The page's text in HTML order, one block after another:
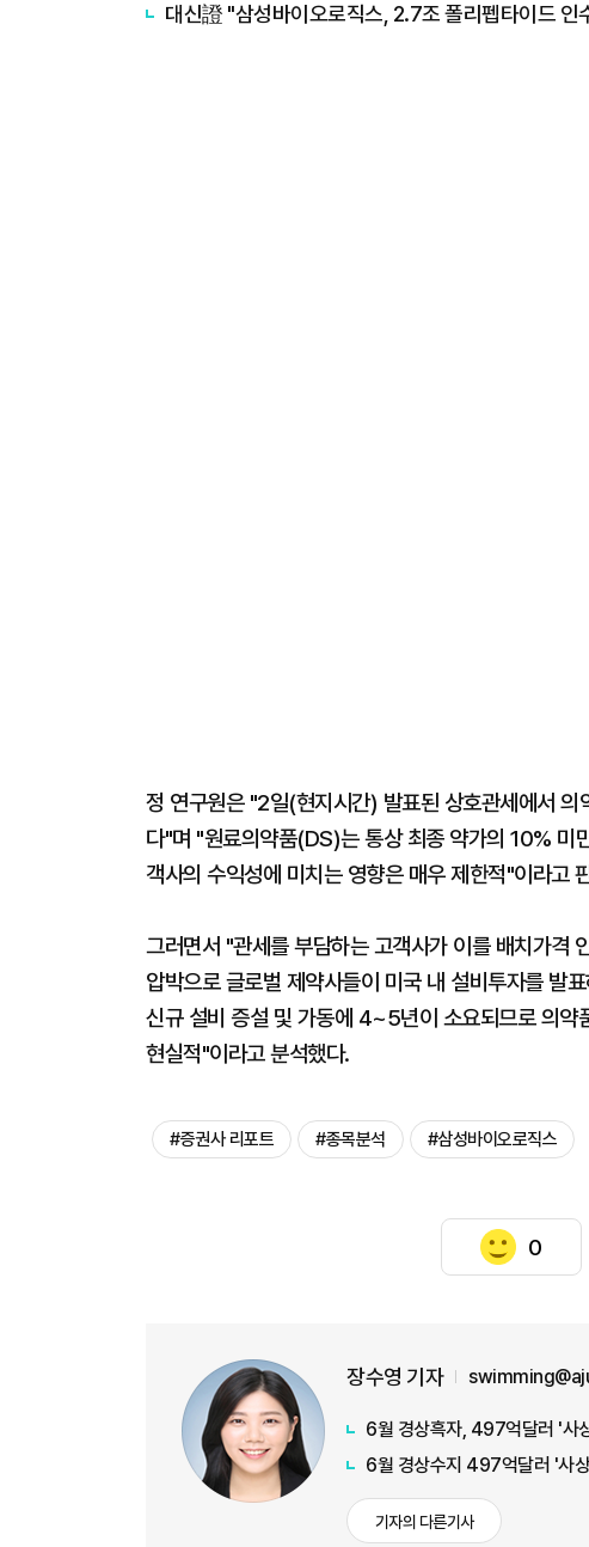
대신證 "삼성바이오로직스, 2.7조 폴리펩타이드
정 연구원은 "2일(현지시간) 발표된 상호관세에서
다"며 "원료의약품(DS)는 통상 최종 약가의 10% 미
객사의 수익성에 미치는 영향은 매우 제한적"이라고
그러면서 "관세를 부담하는 고객사가 이를 배치가격
압박으로 글로벌 제약사들이 미국 내 설비투자를 발
신규 설비 증설 및 가동에 4~5년이 소요되므로 의약
현실적"이라고 분석했다.
#증권사 리포트 #종목분석 #삼성바이오로직스
0
장수영 기자
6월 경상흑자, 497억달러 '사
6월 경상수지 497억달러 '사
기자의 다른기사